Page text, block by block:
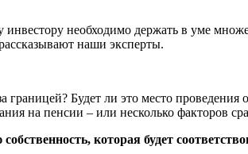
необходимо держать в уме
наши эксперты.
границей? Будет ли это место
на пенсии – или несколько факторов
которая будет